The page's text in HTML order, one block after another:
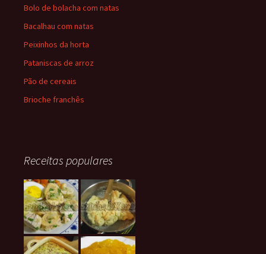
Bolo de bolacha com natas
Bacalhau com natas
Peixinhos da horta
Pataniscas de arroz
Pão de cereais
Brioche franchês
Receitas populares